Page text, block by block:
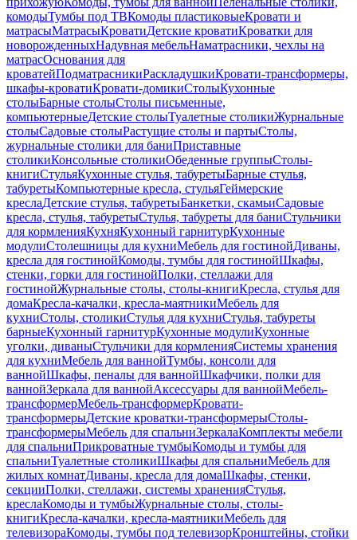
комодыТумбы под ТВКомоды пластиковыеКровати и
матрасыМатрасыКроватиДетские кроватиКроватки для
новорожденныхНадувная мебельНаматрасники, чехлы на
матрасОснования для
кроватейПодматрасникиРаскладушкиКровати-трансформеры,
шкафы-кроватиКровати-домикиСтолыКухонные
столыБарные столыСтолы письменные,
компьютерныеДетские столыТуалетные столикиЖурнальные
столыСадовые столыРастущие столы и партыСтолы,
журнальные столики для баниПриставные
столикиКонсольные столикиОбеденные группыСтолы-
книгиСтульяКухонные стулья, табуретыБарные стулья,
табуретыКомпьютерные кресла, стульяГеймерские
креслаДетские стулья, табуретыБанкетки, скамьиСадовые
кресла, стулья, табуретыСтулья, табуреты для баниСтульчики
для кормленияКухняКухонный гарнитурКухонные
модулиСтолешницы для кухниМебель для гостинойДиваны,
кресла для гостинойКомоды, тумбы для гостинойШкафы,
стенки, горки для гостинойПолки, стеллажи для
гостинойЖурнальные столы, столы-книгиКресла, стулья для
домаКресла-качалки, кресла-маятникиМебель для
кухниСтолы, столикиСтулья для кухниСтулья, табуреты
барныеКухонный гарнитурКухонные модулиКухонные
уголки, диваныСтульчики для кормленияСистемы хранения
для кухниМебель для ваннойТумбы, консоли для
ваннойШкафы, пеналы для ваннойШкафчики, полки для
ваннойЗеркала для ваннойАксессуары для ваннойМебель-
трансформерМебель-трансформерКровати-
трансформерыДетские кроватки-трансформерыСтолы-
трансформерыМебель для спальниЗеркалаКомплекты мебели
для спальниПрикроватные тумбыКомоды и тумбы для
спальниТуалетные столикиШкафы для спальниМебель для
жилых комнатДиваны, кресла для домаШкафы, стенки,
секцииПолки, стеллажи, системы храненияСтулья,
креслаКомоды и тумбыЖурнальные столы, столы-
книгиКресла-качалки, кресла-маятникиМебель для
телевизораКомоды, тумбы под телевизорКронштейны, стойки